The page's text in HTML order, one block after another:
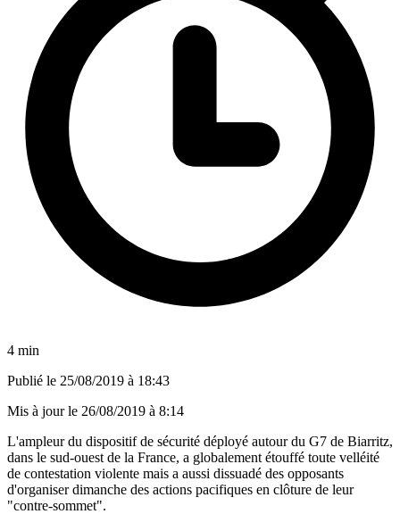
4 min
Publié le 25/08/2019 à 18:43
Mis à jour le 26/08/2019 à 8:14
L'ampleur du dispositif de sécurité déployé autour du G7 de Biarritz,
dans le sud-ouest de la France, a globalement étouffé toute velléité
de contestation violente mais a aussi dissuadé des opposants
d'organiser dimanche des actions pacifiques en clôture de leur
"contre-sommet".